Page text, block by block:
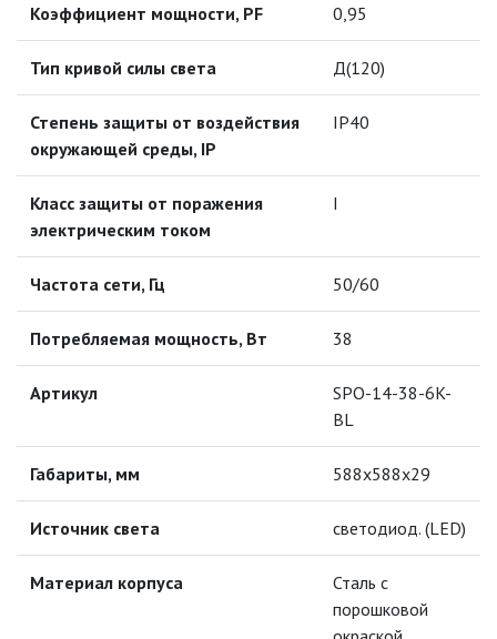
ЛИНЕЙНЫЕ СВЕТОДИОДНЫЕ
ОСВЕЩЕНИЯ (LED МОДУЛИ)
НИЗКОВОЛЬТНОЕ
ОБОРУДОВАНИЕ
НОВОГОДНЕЕ ОСВЕЩЕНИЕ
ОТВЕРТКИ
ПОДВЕСНЫЕ ЛОФТ
ПОРТАТИВНЫЕ СОЛНЕЧНЫЕ
ЭЛЕКТРОСТАНЦИИ
Коэффициент мощности, PF 0,95
Тип кривой силы света Д(120)
Степень защиты от воздействия
окружающей среды, IP
IP40
Класс защиты от поражения
электрическим током
I
Частота сети, Гц 50/60
Потребляемая мощность, Вт 38
Артикул
SPO-14-38-6K-
BL
Габариты, мм 588х588х29
Источник света светодиод. (LED)
Материал корпуса
Сталь с
порошковой